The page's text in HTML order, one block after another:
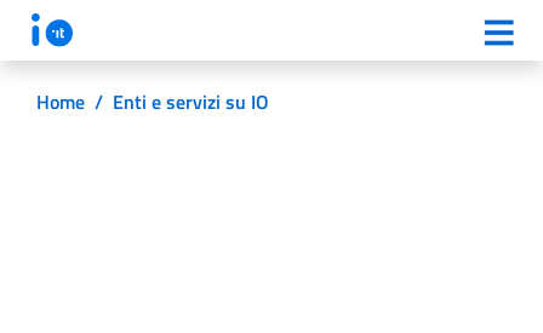
Home / Enti e servizi su IO